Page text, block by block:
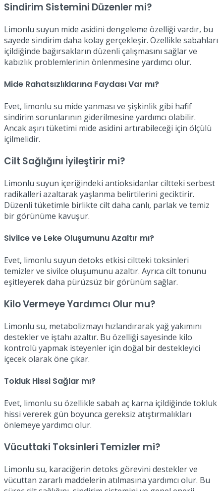
Sindirim Sistemini Düzenler mi?
Limonlu suyun mide asidini dengeleme özelliği vardır, bu
sayede sindirim daha kolay gerçekleşir. Özellikle sabahları
içildiğinde bağırsakların düzenli çalışmasını sağlar ve
kabızlık problemlerinin önlenmesine yardımcı olur.
Mide Rahatsızlıklarına Faydası Var mı?
Evet, limonlu su mide yanması ve şişkinlik gibi hafif
sindirim sorunlarının giderilmesine yardımcı olabilir.
Ancak aşırı tüketimi mide asidini artırabileceği için ölçülü
içilmelidir.
Cilt Sağlığını İyileştirir mi?
Limonlu suyun içeriğindeki antioksidanlar ciltteki serbest
radikalleri azaltarak yaşlanma belirtilerini geciktirir.
Düzenli tüketimle birlikte cilt daha canlı, parlak ve temiz
bir görünüme kavuşur.
Sivilce ve Leke Oluşumunu Azaltır mı?
Evet, limonlu suyun detoks etkisi ciltteki toksinleri
temizler ve sivilce oluşumunu azaltır. Ayrıca cilt tonunu
eşitleyerek daha pürüzsüz bir görünüm sağlar.
Kilo Vermeye Yardımcı Olur mu?
Limonlu su, metabolizmayı hızlandırarak yağ yakımını
destekler ve iştahı azaltır. Bu özelliği sayesinde kilo
kontrolü yapmak isteyenler için doğal bir destekleyici
içecek olarak öne çıkar.
Tokluk Hissi Sağlar mı?
Evet, limonlu su özellikle sabah aç karna içildiğinde tokluk
hissi vererek gün boyunca gereksiz atıştırmalıkları
önlemeye yardımcı olur.
Vücuttaki Toksinleri Temizler mi?
Limonlu su, karaciğerin detoks görevini destekler ve
vücuttan zararlı maddelerin atılmasına yardımcı olur. Bu